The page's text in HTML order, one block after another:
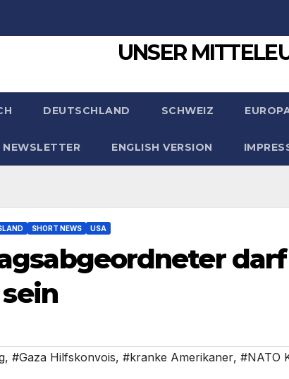
UNSER
DEUTSCHLAND SCHWEIZ
NEWSLETTER ENGLISH VERSION
SHORT NEWS USA
, #Gaza Hilfskonvois, #kranke Amerikaner, #NATO